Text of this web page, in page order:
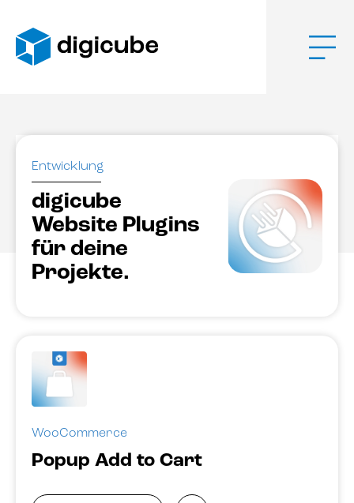
Inhalt
springen
Entwicklung
digicube
Website Plugins
für deine
Projekte.
WooCommerce
Popup Add to Cart